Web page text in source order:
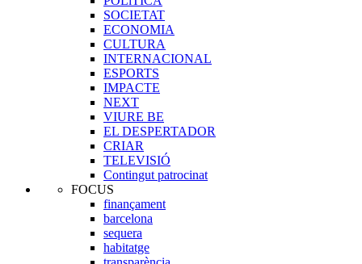
SOCIETAT
ECONOMIA
CULTURA
INTERNACIONAL
ESPORTS
IMPACTE
NEXT
VIURE BE
EL DESPERTADOR
CRIAR
TELEVISIÓ
Contingut patrocinat
FOCUS
finançament
barcelona
sequera
habitatge